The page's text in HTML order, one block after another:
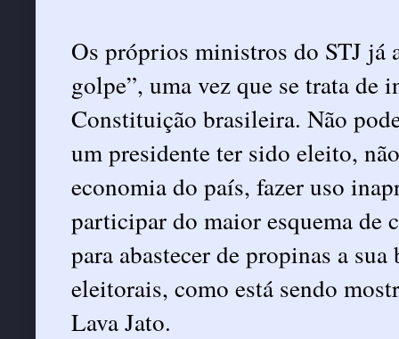
Os próprios ministros do STJ já
golpe”, uma vez que se trata de
Constituição brasileira. Não
um presidente ter sido eleito,
economia do país, fazer uso
participar do maior esquema de
para abastecer de propinas a
eleitorais, como está sendo
Lava Jato.